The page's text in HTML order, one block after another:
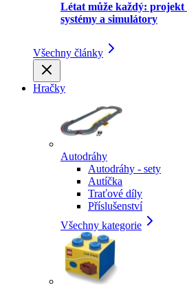
Létat může každý:
systémy a simulátory
Všechny články
Hračky
Autodráhy
Autodráhy - sety
Autíčka
Traťové díly
Příslušenství
Všechny kategorie